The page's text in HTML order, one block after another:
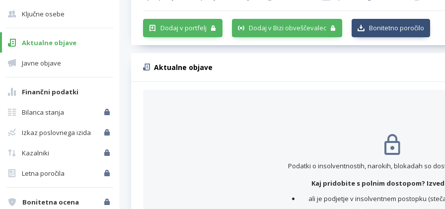
Ključne osebe
Aktualne objave
Javne objave
Finančni podatki
Bilanca stanja
Izkaz poslovnega izida
Kazalniki
Letna poročila
Bonitetna ocena
Dodaj v portfelj Dodaj v Bizi obveščevalec Bonitetno poročilo
Aktualne objave
Podatki o insolventnostih, narokih, blokadah so
Kaj pridobite s polnim dostopom?
ali je podjetje v insolventnem postopku